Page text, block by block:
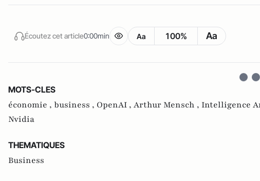
Écoutez cet article0:00min Aa 100% Aa
MOTS-CLES
économie , business , OpenAI , Arthur Mensch , Intelligence
Nvidia
THEMATIQUES
Business